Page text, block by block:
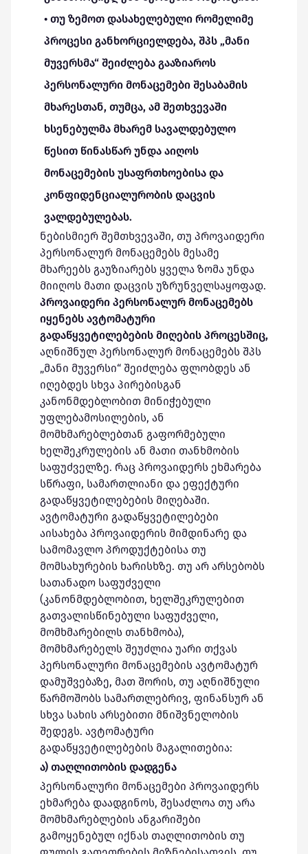
• თუ ზემოთ დასახელებული რომელიმე
პროცესი განხორციელდება, შპს „მანი
მუვერსმა“ შეიძლება გააზიაროს
პერსონალური მონაცემები შესაბამის
მხარესთან, თუმცა, ამ შეთხვევაში
ხსენებულმა მხარემ სავალდებულო
წესით წინასწარ უნდა აიღოს
მონაცემების უსაფრთხოებისა და
კონფიდენციალურობის დაცვის
ვალდებულებას.
ნებისმიერ შემთხვევაში, თუ პროვაიდერი
პერსონალურ მონაცემებს მესამე
მხარეებს გაუზიარებს ყველა ზომა უნდა
მიიღოს მათი დაცვის უზრუნველსაყოფად.
პროვაიდერი პერსონალურ მონაცემებს
იყენებს ავტომატური
გადაწყვეტილებების მიღების პროცესშიც,
აღნიშნულ პერსონალურ მონაცემებს შპს
„მანი მუვერსი“ შეიძლება ფლობდეს ან
იღებდეს სხვა პირებისგან
კანონმდებლობით მინიჭებული
უფლებამოსილების, ან
მომხმარებლებთან გაფორმებული
ხელშეკრულების ან მათი თანხმობის
საფუძველზე. რაც პროვაიდერს ეხმარება
სწრაფი, სამართლიანი და ეფექტური
გადაწყვეტილებების მიღებაში.
ავტომატური გადაწყვეტილებები
აისახება პროვაიდერის მიმდინარე და
სამომავლო პროდუქტებისა თუ
მომსახურების ხარისხზე. თუ არ არსებობს
სათანადო საფუძველი
(კანონმდებლობით, ხელშეკრულებით
გათვალისწინებული საფუძველი,
მომხმარებილს თანხმობა),
მომხმარებელს შეუძლია უარი თქვას
პერსონალური მონაცემების ავტომატურ
დამუშვებაზე, მათ შორის, თუ აღნიშნული
წარმოშობს სამართლებრივ, ფინანსურ ან
სხვა სახის არსებითი მნიშვნელობის
შედეგს. ავტომატური
გადაწყვეტილებების მაგალითებია:
ა) თაღლითობის დადგენა
პერსონალური მონაცემები პროვაიდერს
ეხმარება დაადგინოს, შესაძლოა თუ არა
მომხმარებლების ანგარიშები
გამოყენებულ იქნას თაღლითობის თუ